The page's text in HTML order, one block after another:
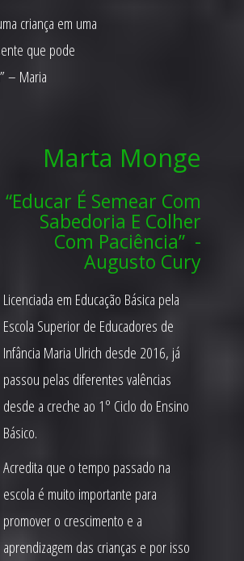
criança em uma
que pode
– Maria
Marta Monge
“Educar É Semear Com
Sabedoria E Colher
Com Paciência” -
Augusto Cury
Licenciada em Educação Básica pela
Escola Superior de Educadores de
Infância Maria Ulrich desde 2016, já
passou pelas diferentes valências
desde a creche ao 1º Ciclo do Ensino
Básico.
Acredita que o tempo passado na
escola é muito importante para
promover o crescimento e a
aprendizagem das crianças e por isso